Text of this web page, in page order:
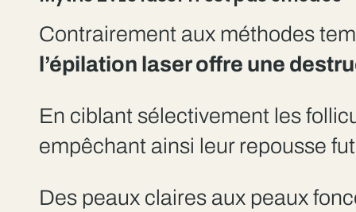
Contrairement aux méthodes
l’épilation laser offre une
En ciblant sélectivement les
empêchant ainsi leur repousse
Des peaux claires aux peaux